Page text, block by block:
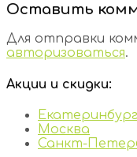
Оставить
Для отправки
авторизоваться.
Акции и скидки:
Екатеринбург
Москва
Санкт-